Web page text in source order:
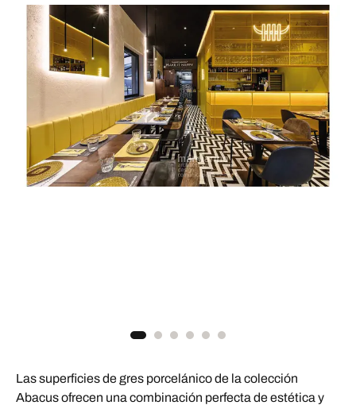
Las superficies de gres porcelánico de la colección
Abacus ofrecen una combinación perfecta de estética y